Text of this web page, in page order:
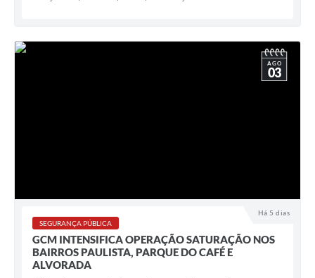
Há 5 dias
AGO
03
SEGURANÇA PÚBLICA
GCM INTENSIFICA OPERAÇÃO SATURAÇÃO NOS
BAIRROS PAULISTA, PARQUE DO CAFÉ E
ALVORADA